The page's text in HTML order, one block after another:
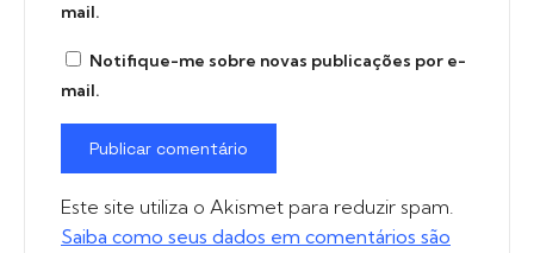
mail.
Notifique-me sobre novas publicações por e-
mail.
Este site utiliza o Akismet para reduzir spam.
Saiba como seus dados em comentários são